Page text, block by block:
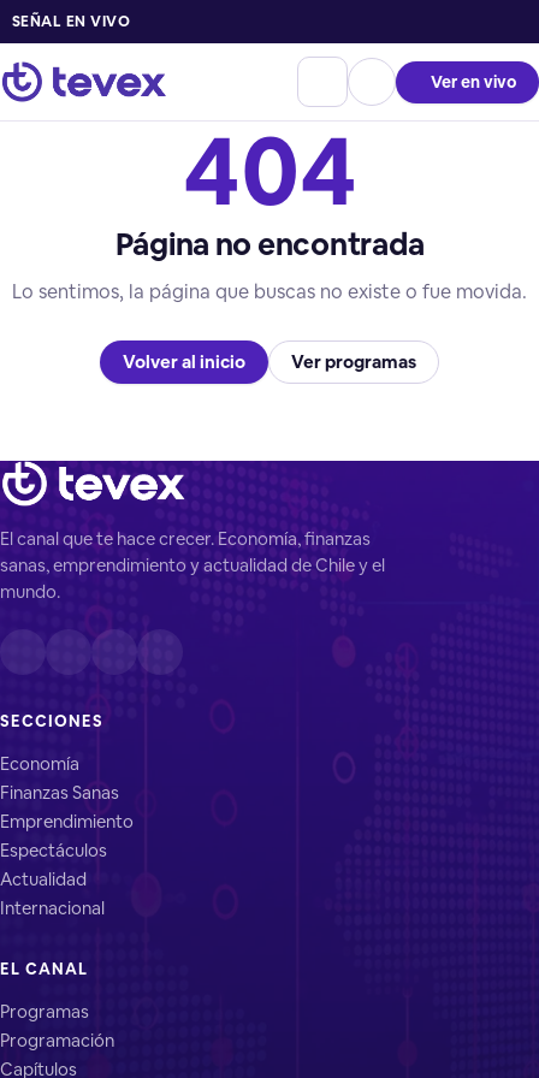
SEÑAL EN VIVO
Ver en vivo
404
Página no encontrada
Lo sentimos, la página que buscas no existe o fue movida.
Volver al inicio Ver programas
El canal que te hace crecer. Economía, finanzas
sanas, emprendimiento y actualidad de Chile y el
mundo.
SECCIONES
Economía
Finanzas Sanas
Emprendimiento
Espectáculos
Actualidad
Internacional
EL CANAL
Programas
Programación
Capítulos